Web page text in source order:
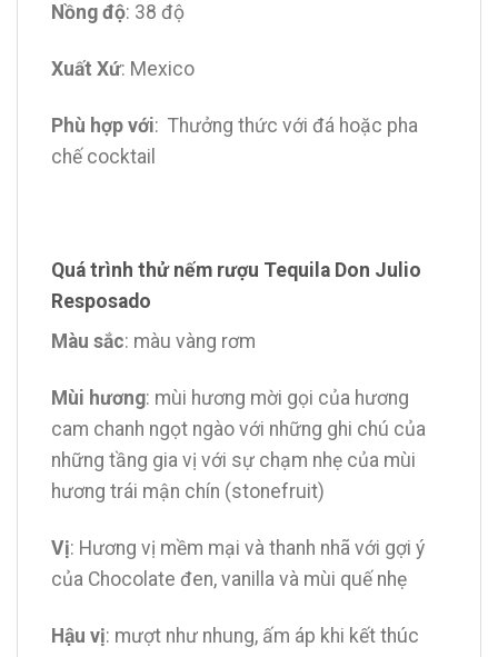
Nồng độ: 38 độ
Xuất Xứ: Mexico
Phù hợp với: Thưởng thức với đá hoặc pha
chế cocktail
Quá trình thử nếm rượu Tequila Don Julio
Resposado
Màu sắc: màu vàng rơm
Mùi hương: mùi hương mời gọi của hương
cam chanh ngọt ngào với những ghi chú của
những tầng gia vị với sự chạm nhẹ của mùi
hương trái mận chín (stonefruit)
Vị: Hương vị mềm mại và thanh nhã với gợi ý
của Chocolate đen, vanilla và mùi quế nhẹ
Hậu vị: mượt như nhung, ấm áp khi kết thúc